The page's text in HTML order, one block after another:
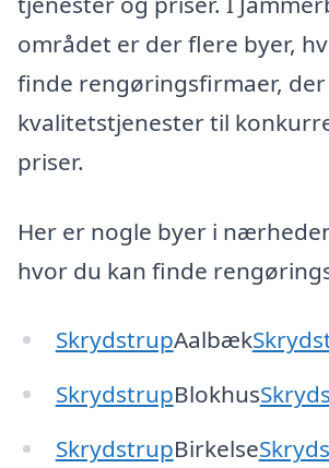
området er der flere byer,
finde rengøringsfirmaer,
kvalitetstjenester til
priser.
Her er nogle byer i
hvor du kan finde
SkrydstrupAalbæk
SkrydstrupBlokhus
SkrydstrupBirkelse